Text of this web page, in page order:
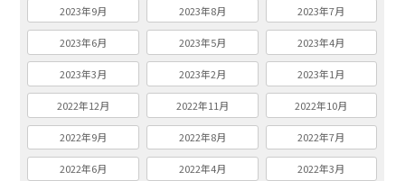
2023年9月 2023年8月 2023年7月
2023年6月 2023年5月 2023年4月
2023年3月 2023年2月 2023年1月
2022年12月 2022年11月 2022年10月
2022年9月 2022年8月 2022年7月
2022年6月 2022年4月 2022年3月